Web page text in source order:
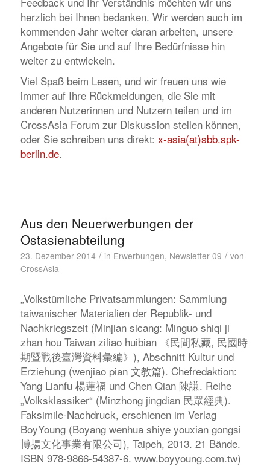
herzlich bei Ihnen bedanken. Wir werden auch im
kommenden Jahr weiter daran arbeiten, unsere
Angebote für Sie und auf Ihre Bedürfnisse hin
weiter zu entwickeln.
Viel Spaß beim Lesen, und wir freuen uns wie
immer auf Ihre Rückmeldungen, die Sie mit
anderen Nutzerinnen und Nutzern teilen und im
CrossAsia Forum zur Diskussion stellen können,
oder Sie schreiben uns direkt: x-asia(at)sbb.spk-
berlin.de.
Aus den Neuerwerbungen der
Ostasienabteilung
23. Dezember 2014 / in Erwerbungen, Newsletter 09 / von
CrossAsia
„Volkstümliche Privatsammlungen: Sammlung
taiwanischer Materialien der Republik- und
Nachkriegszeit (Minjian sicang: Minguo shiqi ji
zhan hou Taiwan ziliao huibian 《民間私藏, 民國時
期暨戰後臺灣資料彙編》), Abschnitt Kultur und
Erziehung (wenjiao pian 文教篇). Chefredaktion:
Yang Lianfu 楊蓮福 und Chen Qian 陳謙. Reihe
„Volksklassiker“ (Minzhong jingdian 民眾經典).
Faksimile-Nachdruck, erschienen im Verlag
BoyYoung (Boyang wenhua shiye youxian gongsi
博揚文化事業有限公司), Taipeh, 2013. 21 Bände.
ISBN 978-9866-54387-6. www.boyyoung.com.tw)